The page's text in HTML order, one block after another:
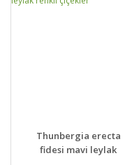
Thunbergia erecta
fidesi mavi leylak